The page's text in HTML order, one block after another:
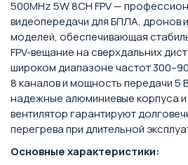
500MHz 5W 8CH FPV —
видеопередачи для БПЛА, дронов
моделей, обеспечивающая
FPV-вещание на сверхдальних
широком диапазоне частот
8 каналов и мощность передачи 5
надежные алюминиевые корпуса
вентилятор гарантируют
перегрева при длительной
Основные характеристики: